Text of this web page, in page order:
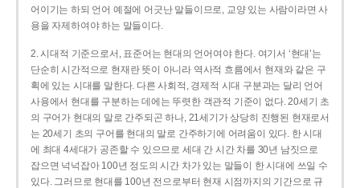
어이기는 하되 언어 예절에 어긋난 말들이므로, 교양 있는 사람이라면 사
용을 자제하여야 하는 말들이다.
2. 시대적 기준으로서, 표준어는 현대의 언어여야 한다. 여기서 ‘현대’는
단순히 시간적으로 현재란 뜻이 아니라 역사적 흐름에서 현재와 같은 구
획에 있는 시대를 말한다. 다른 사회적, 경제적 시대 구분과는 달리 언어
사용에서 현대를 구분하는 데에는 뚜렷한 객관적 기준이 없다. 20세기 초
의 구어가 현대의 말로 간주되곤 하나, 21세기가 상당히 진행된 현재로서
는 20세기 초의 구어를 현대의 말로 간주하기에 어려움이 있다. 한 시대
에 최대 4세대가 공존할 수 있으므로 세대 간 시간 차를 30년 남짓으로
잡으면 넉넉잡아 100년 정도의 시간 차가 있는 말들이 한 시대에 쓰일 수
있다. 그러므로 현대를 100년 전으로부터 현재 시점까지의 기간으로 규